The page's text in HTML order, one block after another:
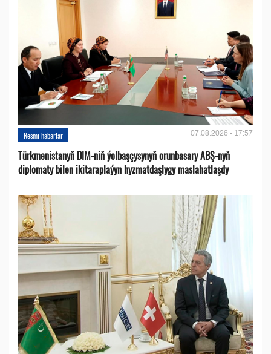
Resmi habarlar 07.08.2026 - 17:57
Türkmenistanyň DIM-niň ýolbaşçysynyň orunbasary ABŞ-nyň
diplomaty bilen ikitaraplaýyn hyzmatdaşlygy maslahatlaşdy